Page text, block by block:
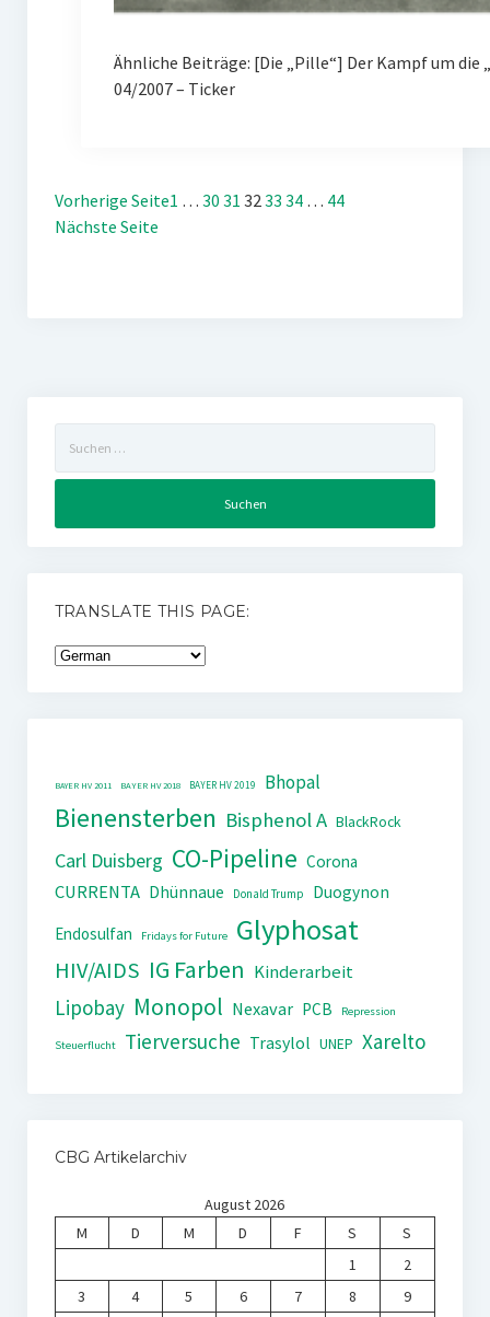
Ähnliche Beiträge: [Die „Pille“] Der Kampf um die
04/2007 – Ticker
Vorherige Seite1 … 30 31 32 33 34 … 44
Nächste Seite
nach:
TRANSLATE THIS PAGE:
BAYER HV 2011 BAYER HV 2018 BAYER HV 2019 Bhopal
Bienensterben Bisphenol A BlackRock
Carl Duisberg CO-Pipeline Corona
CURRENTA Dhünnaue Donald Trump
Duogynon
Endosulfan
Fridays for Future Glyphosat
HIV/AIDS IG Farben Kinderarbeit
Lipobay Monopol Nexavar PCB Repression
Steuerflucht Tierversuche Trasylol UNEP Xarelto
CBG Artikelarchiv
August 2026
M
D M D F S
S
1
2
3
4 5 6 7 8 9